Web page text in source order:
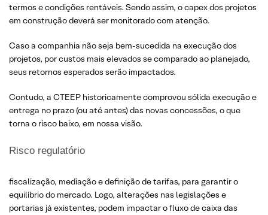
termos e condições rentáveis. Sendo assim, o capex dos projetos
em construção deverá ser monitorado com atenção.
Caso a companhia não seja bem-sucedida na execução dos
projetos, por custos mais elevados se comparado ao planejado,
seus retornos esperados serão impactados.
Contudo, a CTEEP historicamente comprovou sólida execução e
entrega no prazo (ou até antes) das novas concessões, o que
torna o risco baixo, em nossa visão.
Risco regulatório
fiscalização, mediação e definição de tarifas, para garantir o
equilíbrio do mercado. Logo, alterações nas legislações e
portarias já existentes, podem impactar o fluxo de caixa das